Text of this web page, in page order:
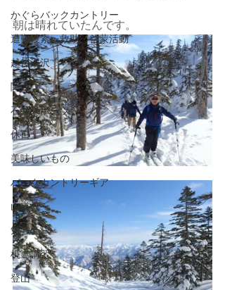
かぐらバックカントリー
遭難捜索・救助・啓蒙活動
越後湯沢
関西
石井スポーツ
休日
美味しいもの
バックカントリーギア
山道具
勉強会
机上講習
登山
朝は晴れていたんです。